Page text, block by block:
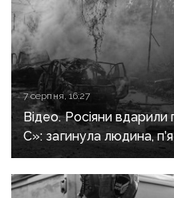
7 серпня, 16:27
Відео. Росіяни
С»: загинула людина,